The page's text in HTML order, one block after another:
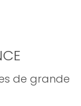
de grande